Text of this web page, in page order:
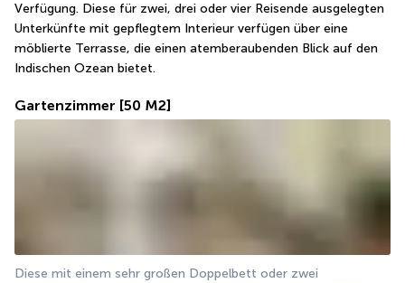
Verfügung. Diese für zwei, drei oder vier Reisende ausgelegten
Unterkünfte mit gepflegtem Interieur verfügen über eine
möblierte Terrasse, die einen atemberaubenden Blick auf den
Indischen Ozean bietet.
Gartenzimmer [50 M2]
Diese mit einem sehr großen Doppelbett oder zwei